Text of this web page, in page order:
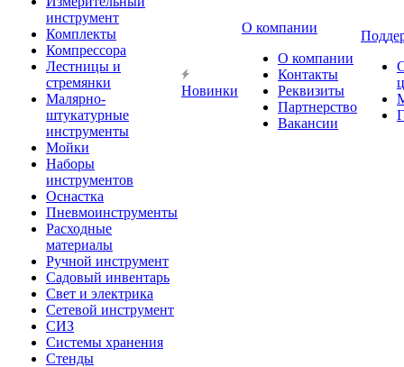
инструмент
Комплекты
Компрессора
Лестницы и
стремянки
Малярно-
штукатурные
инструменты
Мойки
Наборы
инструментов
Оснастка
Пневмоинструменты
Расходные
материалы
Ручной инструмент
Садовый инвентарь
Свет и электрика
Сетевой инструмент
СИЗ
Системы хранения
Стенды
Новинки
О компании
О компании
Контакты
Реквизиты
Партнерство
Вакансии